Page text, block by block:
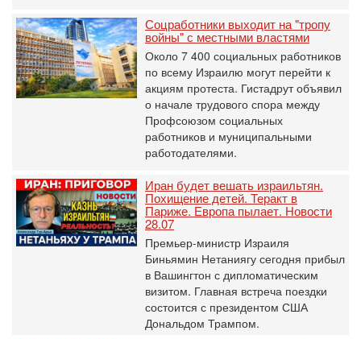
Соцработники выходит на "тропу
войны" с местными властями
Около 7 400 социальных работников
по всему Израилю могут перейти к
акциям протеста. Гистадрут объявил
о начале трудового спора между
Профсоюзом социальных
работников и муниципальными
работодателями.
Иран будет вешать израильтян.
Похищение детей. Теракт в
Париже. Европа пылает. Новости
28.07
Премьер-министр Израиля
Биньямин Нетаниягу сегодня прибыл
в Вашингтон с дипломатическим
визитом. Главная встреча поездки
состоится с президентом США
Дональдом Трампом.